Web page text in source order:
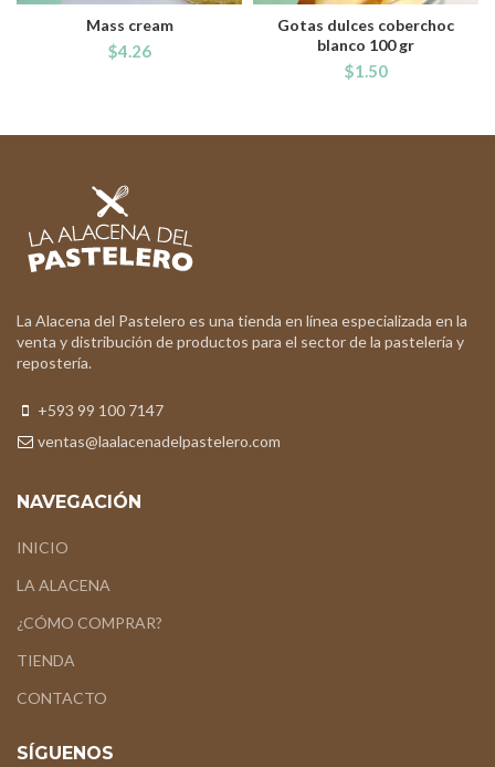
Mass cream
$4.26
Gotas dulces coberchoc
blanco 100 gr
$1.50
La Alacena del Pastelero es una tienda en línea especializada en la
venta y distribución de productos para el sector de la pastelería y
repostería.
+593 99 100 7147
ventas@laalacenadelpastelero.com
NAVEGACIÓN
INICIO
LA ALACENA
¿CÓMO COMPRAR?
TIENDA
CONTACTO
SÍGUENOS